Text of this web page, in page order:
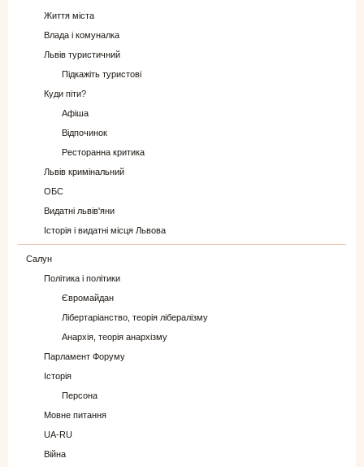
Життя міста
Влада і комуналка
Львів туристичний
Підкажіть туристові
Куди піти?
Афіша
Відпочинок
Ресторанна критика
Львів кримінальний
ОБС
Видатні львів'яни
Історія і видатні місця Львова
Салун
Політика і політики
Євромайдан
Лібертаріанство, теорія лібералізму
Анархія, теорія анархізму
Парламент Форуму
Історія
Персона
Мовне питання
UA-RU
Війна